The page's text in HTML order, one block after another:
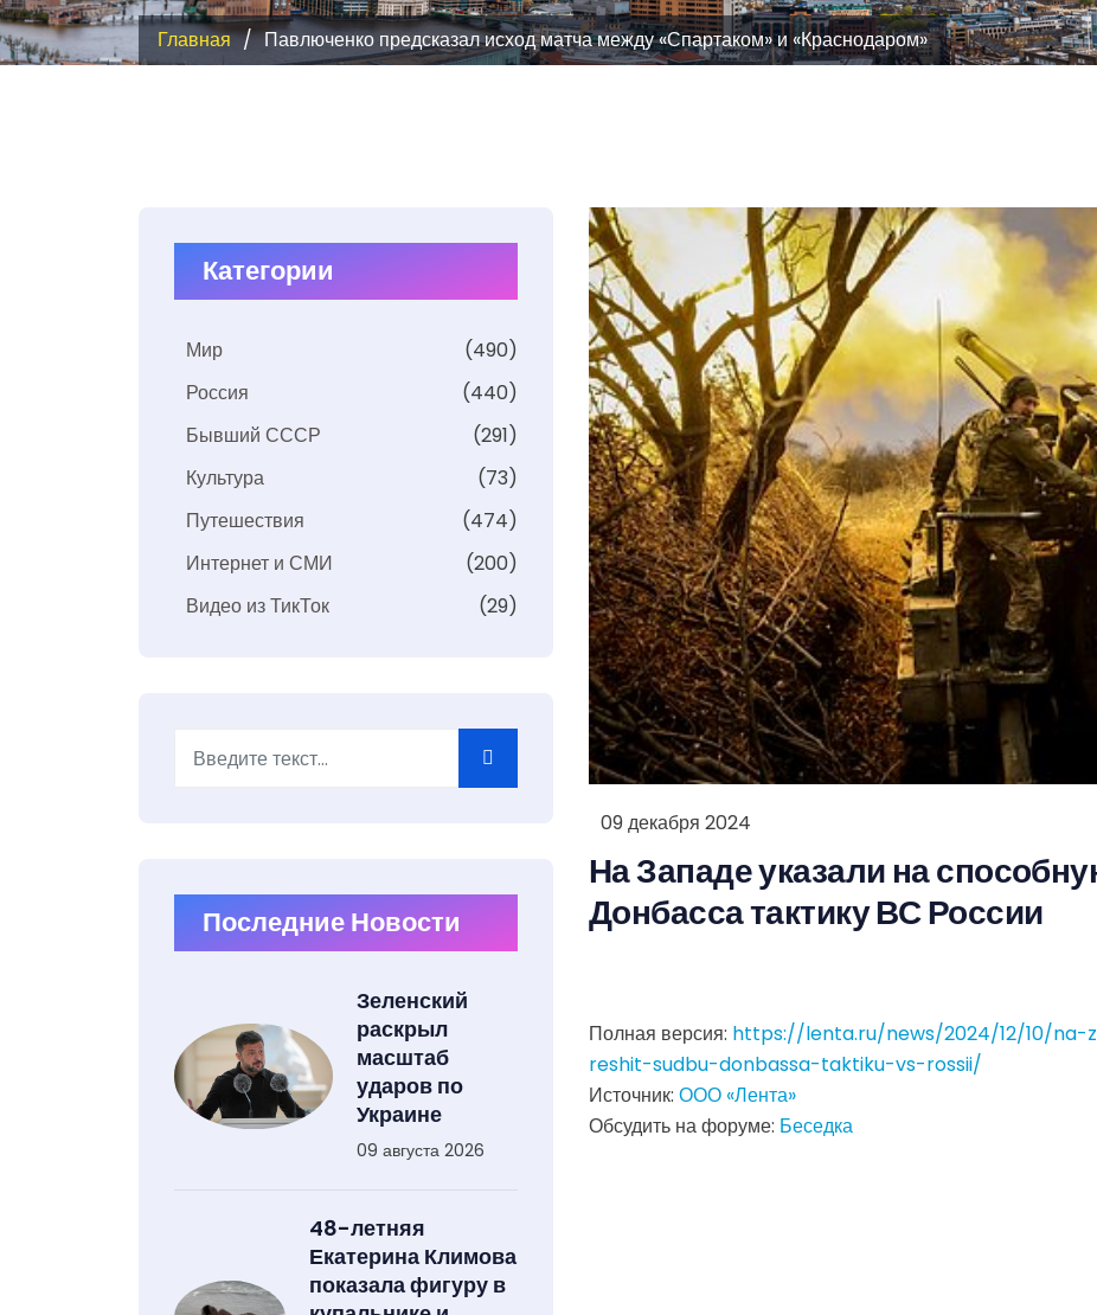
Главная Павлюченко предсказал исход матча между «Спартаком» и «Краснодаром»
Категории
Мир
(490)
Россия
(440)
Бывший СССР
(291)
Культура
(73)
Путешествия
(474)
Интернет и СМИ
(200)
Видео из ТикТок
(29)
Последние Новости
Зеленский
раскрыл
масштаб
ударов по
Украине
09 августа 2026
48-летняя
Екатерина Климова
показала фигуру в
09 декабря 2024
На Западе указали на
Донбасса тактику ВС России
Полная версия: https://lenta.ru/news/2024/12/10/na-
reshit-sudbu-donbassa-taktiku-vs-rossii/
Источник: ООО «Лента»
Обсудить на форуме: Беседка